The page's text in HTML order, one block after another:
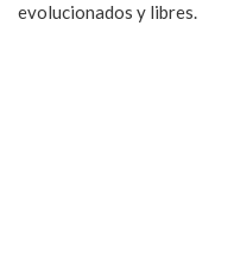
evolucionados y libres.